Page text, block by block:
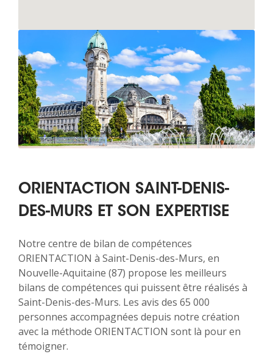
ORIENTACTION SAINT-DENIS-
DES-MURS ET SON EXPERTISE
Notre centre de bilan de compétences
ORIENTACTION à Saint-Denis-des-Murs, en
Nouvelle-Aquitaine (87) propose les meilleurs
bilans de compétences qui puissent être réalisés à
Saint-Denis-des-Murs. Les avis des 65 000
personnes accompagnées depuis notre création
avec la méthode ORIENTACTION sont là pour en
témoigner.